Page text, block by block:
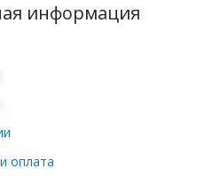
информация
оплата